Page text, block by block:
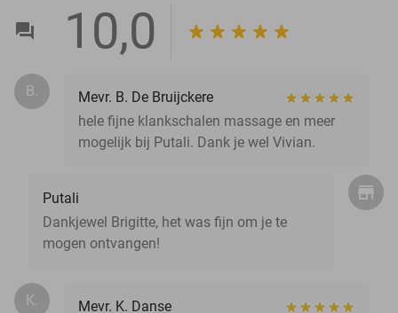
10,0
B.
Mevr. B. De Bruijckere
hele fijne klankschalen massage en meer
mogelijk bij Putali. Dank je wel Vivian.
Putali
Dankjewel Brigitte, het was fijn om je te
mogen ontvangen!
K.
Mevr. K. Danse